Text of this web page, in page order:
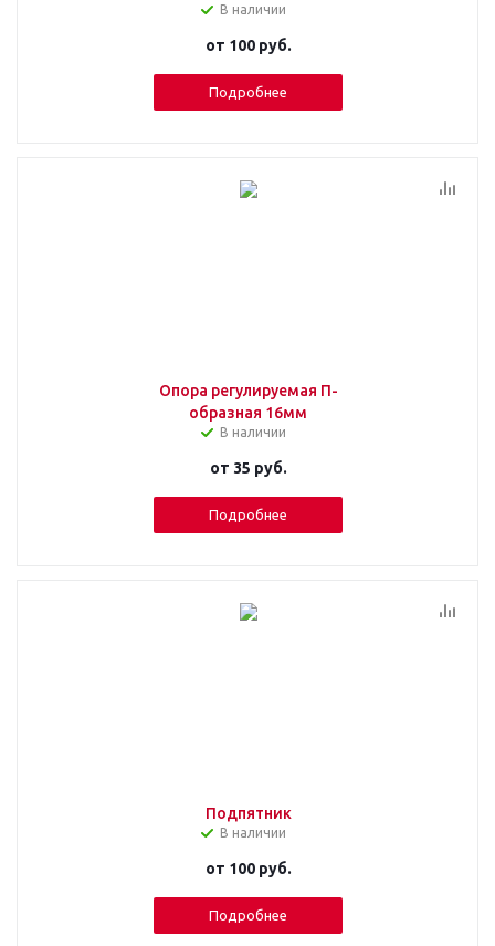
В наличии
от 100 руб.
Подробнее
Опора регулируемая П-
образная 16мм
В наличии
от 35 руб.
Подробнее
Подпятник
В наличии
от 100 руб.
Подробнее